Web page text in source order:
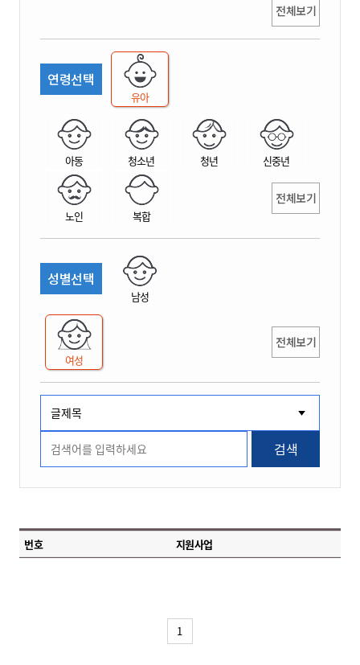
전체보기
연령선택
유아
아동 청소년 청년 신중년
노인 복합
전체보기
성별선택
남성
여성
전체보기
검색
번호 지원사업
1